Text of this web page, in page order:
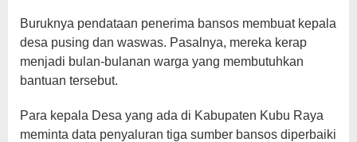
Buruknya pendataan penerima bansos membuat kepala
desa pusing dan waswas. Pasalnya, mereka kerap
menjadi bulan-bulanan warga yang membutuhkan
bantuan tersebut.
Para kepala Desa yang ada di Kabupaten Kubu Raya
meminta data penyaluran tiga sumber bansos diperbaiki